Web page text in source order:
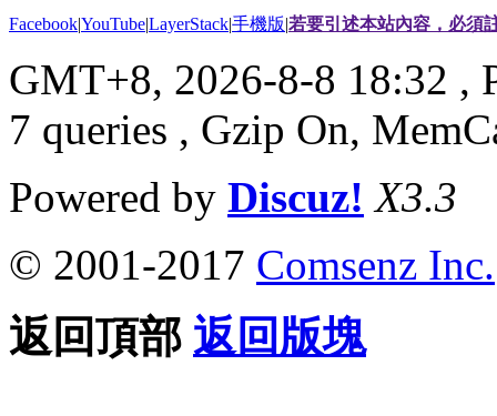
Facebook|YouTube|LayerStack|手機版|若要引述本站內容，必須
GMT+8, 2026-8-8 18:32 ,
7 queries , Gzip On,
Powered by Discuz! X3.3
© 2001-2017 Comsenz Inc.
返回頂部 返回版塊